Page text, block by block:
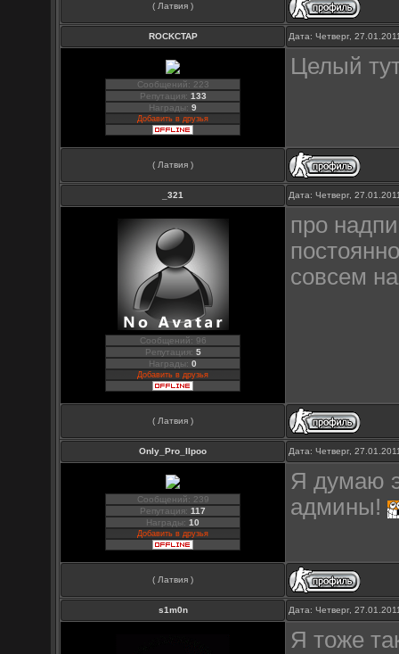
( Латвия )
ROCKCTAP Дата: Четверг,
Сообщений: 223
Репутация: 133
Награды:9
Добавить в друзья
Целый
( Латвия )
_321 Дата: Четверг,
Сообщений: 96
Репутация: 5
Награды:0
Добавить в друзья
про
совсем
( Латвия )
Only_Pro_IIpoo Дата: Четверг,
Сообщений: 239
Репутация:117
Награды:10
Добавить в друзья
Я думаю
админы!
( Латвия )
s1m0n Дата: Четверг,
Я тоже